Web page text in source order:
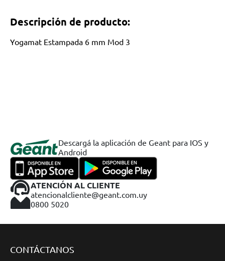
Descripción de producto:
Yogamat Estampada 6 mm Mod 3
Descargá la aplicación de Geant para IOS y
Android
ATENCIÓN AL CLIENTE
atencionalcliente@geant.com.uy
0800 5020
CONTÁCTANOS